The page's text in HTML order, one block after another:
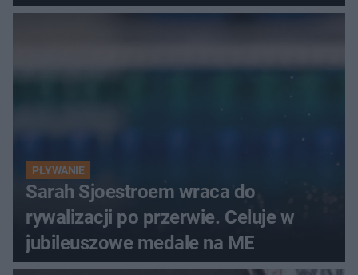
PŁYWANIE
Sarah Sjoestroem wraca do
rywalizacji po przerwie. Celuje w
jubileuszowe medale na ME